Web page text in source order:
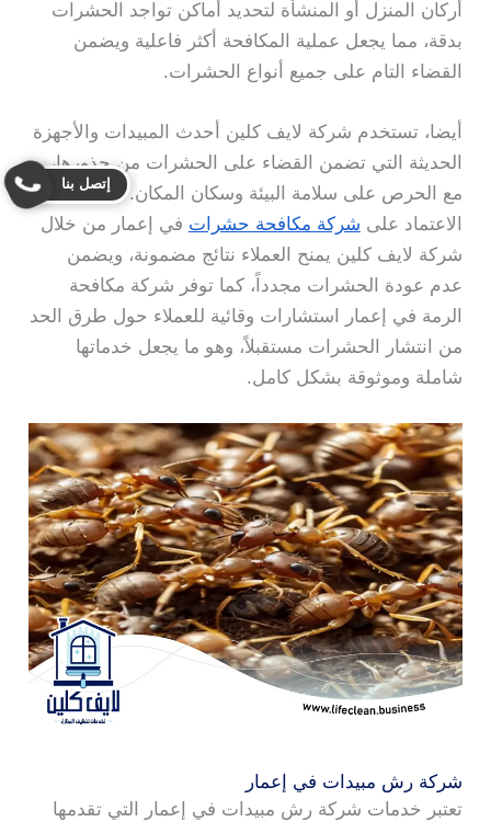
أركان المنزل أو المنشأة لتحديد أماكن تواجد الحشرات
بدقة، مما يجعل عملية المكافحة أكثر فاعلية ويضمن
القضاء التام على جميع أنواع الحشرات.
أيضا، تستخدم شركة لايف كلين أحدث المبيدات والأجهزة
الحديثة التي تضمن القضاء على الحشرات من جذورها،
مع الحرص على سلامة البيئة وسكان المكان. لذلك فإن
الاعتماد على شركة مكافحة حشرات في إعمار من خلال
شركة لايف كلين يمنح العملاء نتائج مضمونة، ويضمن
عدم عودة الحشرات مجدداً، كما توفر شركة مكافحة
الرمة في إعمار استشارات وقائية للعملاء حول طرق الحد
من انتشار الحشرات مستقبلاً، وهو ما يجعل خدماتها
شاملة وموثوقة بشكل كامل.
شركة رش مبيدات في إعمار
تعتبر خدمات شركة رش مبيدات في إعمار التي تقدمها
إتصل بنا